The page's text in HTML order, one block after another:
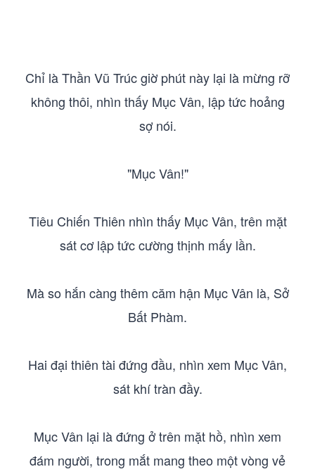
Chỉ là Thần Vũ Trúc giờ phút này lại là mừng rỡ
không thôi, nhìn thấy Mục Vân, lập tức hoảng
sợ nói.
"Mục Vân!"
Tiêu Chiến Thiên nhìn thấy Mục Vân, trên mặt
sát cơ lập tức cường thịnh mấy lần.
Mà so hắn càng thêm căm hận Mục Vân là, Sở
Bất Phàm.
Hai đại thiên tài đứng đầu, nhìn xem Mục Vân,
sát khí tràn đầy.
Mục Vân lại là đứng ở trên mặt hồ, nhìn xem
đám người, trong mắt mang theo một vòng vẻ